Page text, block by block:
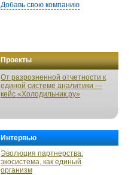
Добавь свою компанию
Проекты
От разрозненной отчетности к
единой системе аналитики —
кейс «Холодильник.ру»
Интервью
Эволюция партнерства:
экосистема, как единый
организм